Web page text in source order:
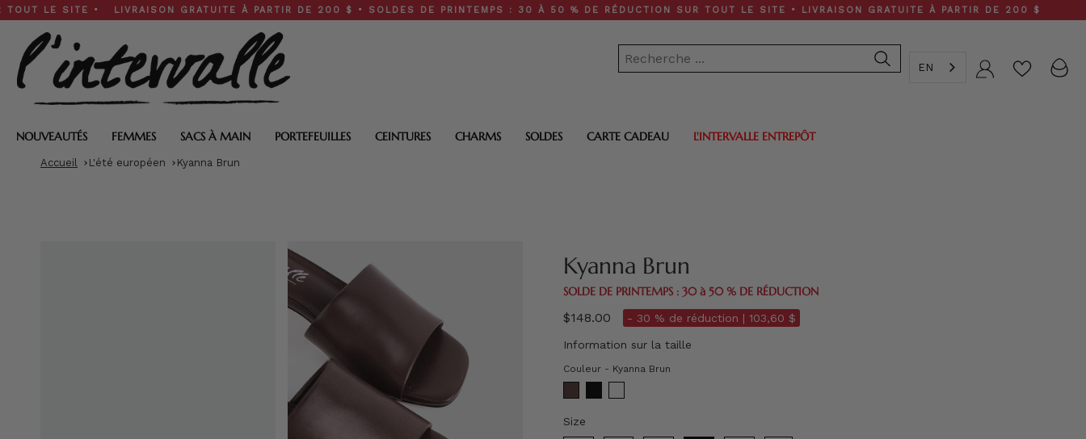
Skip
to
content
LIVRAISON GRATUITE À PARTIR DE 200 $ • SOLDES DE PRINTEMPS : 30 À 50 % DE RÉDUCTION SUR TOUT LE SITE • LIVRAISON GRATUITE À PARTIR DE 200 $
EN Compte
NOUVEAUTÉS FEMMES SACS À MAIN PORTEFEUILLES CEINTURES CHARMS SOLDES CARTE CADEAU L'INTERVALLE ENTREPÔT
Accueil L'été européen Kyanna Brun
Kyanna Brun
SOLDE DE PRINTEMPS : 30 à 50 % DE RÉDUCTION
$148.00 - 30 % de réduction | 103,60 $
Information sur la taille
Couleur - Kyanna Brun
Size